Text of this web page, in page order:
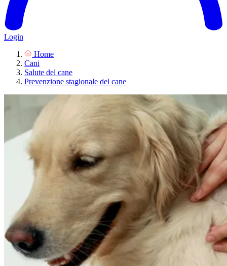
Login
Home
Cani
Salute del cane
Prevenzione stagionale del cane